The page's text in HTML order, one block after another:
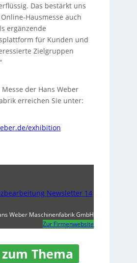
Das bestärkt uns
Hausmesse auch
ergänzende
für Kunden und
Zielgruppen
der Hans Weber
erreichen Sie unter:
exhibition
Newsletter 14
Weber Maschinenfabrik GmbH
Zur Firmenwebsite
Thema